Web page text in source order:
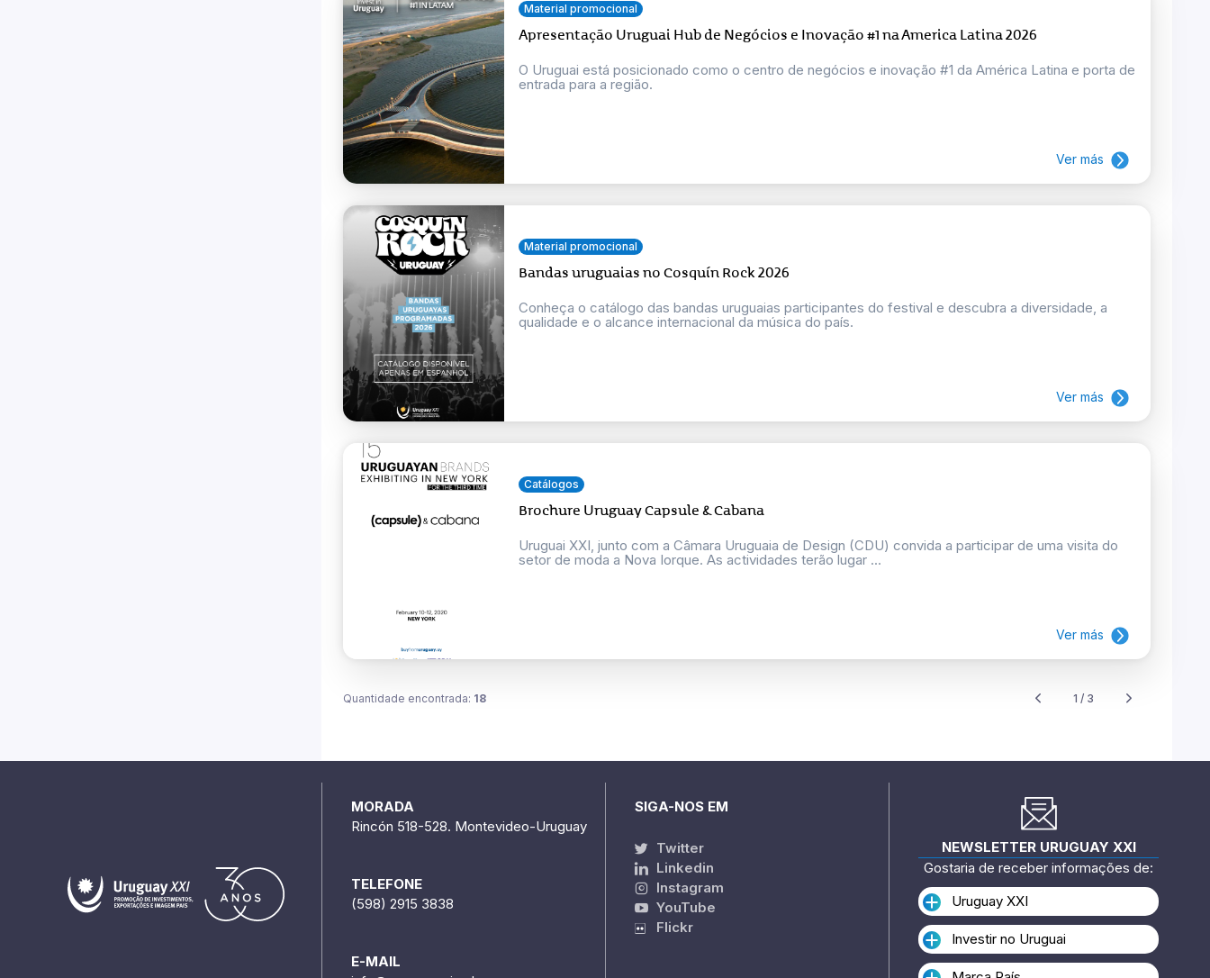
Material promocional
Apresentação Uruguai Hub de Negócios e Inovação #1 na America Latina 2026
O Uruguai está posicionado como o centro de negócios e inovação #1 da América Latina e porta de
entrada para a região.
Ver más
Material promocional
Bandas uruguaias no Cosquín Rock 2026
Conheça o catálogo das bandas uruguaias participantes do festival e descubra a diversidade, a
qualidade e o alcance internacional da música do país.
Ver más
Catálogos
Brochure Uruguay Capsule & Cabana
Uruguai XXI, junto com a Câmara Uruguaia de Design (CDU) convida a participar de uma visita do
setor de moda a Nova Iorque. As actividades terão lugar ...
Ver más
Quantidade encontrada: 18 1 / 3
MORADA
Rincón 518-528. Montevideo-Uruguay
TELEFONE
(598) 2915 3838
E-MAIL
SIGA-NOS EM
Twitter
Linkedin
Instagram
YouTube
Flickr
NEWSLETTER URUGUAY XXI
Gostaria de receber informações de:
Uruguay XXI
Investir no Uruguai